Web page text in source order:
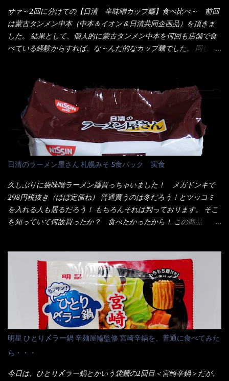
オタイなのと比べれば薄め？ やっぱり調味料の【スパイスガール
ズ】が必要だナァ～ 笑 私は、ブリッキーヌの粉末をよく掛け辛
く...
脂)／加工でん粉、調味料(アミノ酸等)、炭酸カルシウム、カラメ
ル色素、リン酸塩(Na)、増粘多糖類、レシチン、酸化防止剤(ビタ
ミンE)、クチナシ色素、ベニコウジ色素、香料、ビタミンB2、ビ
タミンB1、香辛料抽出物、 カロチン色素 、(一部にえび・小麦・
油脂、植物性たん白、食塩、とろろ芋、卵白)、かやく(小えびてん
ぷら)、添付調味料(砂糖、食塩、しょうゆ、魚介エキス、たん白加
水分解物、ねぎ、香辛料、 植物油 、香味油脂)／加工でん粉、調味
料(アミノ酸等)、炭酸カルシウム、カラメル色素、リン酸塩
(Na)、増粘多糖類、レシチン、酸化防止剤(ビタミンE)、クチナシ
色素、香料、ベニコウジ色素、ビタミンB2、ビタミンB1、香辛料
抽出物、(一部にえび・小麦・そば・卵・ さば ・大豆・豚肉・やま
いも・ゼラチンを含む) 材料から見れば、緑のたぬきの方が蒲鉾が
さば！？ さばって鯖か？？ サバ読んでないか？？ ■カロリー
比較 緑のたぬき ...
サァ～2回に分けての【日清 辛味噌カップ麺】食べ比べ～ 前回
は蒙古タンメン中本（中本＆イオン＆日清共同企画品）を頂きま
した。 結果として、個人的に蒙古タンメン中本を何回も店舗で食
べている経験からすれば、な～んだ的なカップ麺でした。 同じ日
いつきました。 見た目は、炎のシルエットが辛さを醸し出してい
る・・・ でもパッケージに惑わされてはいけない！！ 私はペ
ヤングの【獄激辛焼きそば】を完食した漢だ。 その後の獄激辛カ
レーもな！ 今回、カップヌードル激辛味噌はカップに敢えて辛
さレベルが記載されている。 それはレベル5！ 日清としては最上
位の辛さと云っている訳だ。 昨年モデルも食べてはいるけど、1年
も経つと記憶の彼方に・・・いや歳だから記憶力が、どうのこう
のではない。 記憶に残るだけのインパクトに欠けている商品と
云う事（当時） 開封すると・・・ 小袋なんてありゃしない！ カ
ップヌードルは基本蓋開けて、熱湯を注ぐだけで出来る！それが
デビュー時からの最大のポイント。 だから粉末スープの具も全
部カップの中でカオス状態。 これ特に縦型Bigカップだと、スー
りました～ 熱湯によりカップ内に対流が起こり、表層が泡立っ
ている～ 隣に用意したのが、ホワイトカップ丼型です。 こちら
へ内容物を全て移すのと同時に、スープも満遍なく全体に行き渡
させる。 箸で麺から移動させ、具とスープは最後に移すとこうな
りました。 良い感じではないか！ やはり一部粉末スープが縦型
カップの壁面に残っていたので、ぜーんぶ箸等で落としてホワイ
トカップへ。 まずは麺を見ると、カップヌードルとしては太く平
打ちで縮れてます。 ■蒙古タンメン中本の麺 蒙古タンメンの方
は、やはり太く平打ちですが麺の厚みがあるような・・・ 食感
日清のラーメン屋さん 札幌みそ 5食パック 実食
久しぶりに袋味噌ラーメン麺買っちゃいました！ メガドンキで
298円税抜き（ほぼ定価ね） 普通買うのは冬だろう！とツッコミ
を入れる人も居るだろう！ もちろんそれは判っております。 そこ
を知っていて何故買ったか？ 食べたかったから！ この商品
てみないといけないじゃん！（知るのが遅い） リニューアル前の
は食べた事あるのよ！でもここ数年は、カップ麺の方が話題性も
品揃えも上じゃん！ だって話題性の無いのを食べても・・・しょ
うが無いじゃん！ 日本で話題性が無いのに、外国の人には尚更ね
ぇ～ 袋麺と云えば【サッポロ一番】と云われる程だが、10年位前
に革新的な袋麺が出た！ それは『マルちゃん正麺』と云われる商
品！！ 生麺感覚～と大御所俳優の役所広司を起用したCMで一躍
有名になりTOPに・・・その後ライバルとして日清から【ラ王】
がリリース！つまり今回の【日清のラーメン屋さん】は、袋麺と
しては廉価版のポジション・・・ 事実ラ王は、HPでは別扱い！
明星 ひとり〆ラー鍋 辛麺屋輪監修 宮崎辛鍋を、普通に食べてみた
ら・・・
今日は、ひとり〆ラー鍋とかいう袋麺の2回目＜宮崎辛鍋＞だが、